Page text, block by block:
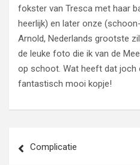
fokster van Tresca met haar
heerlijk) en later onze
Arnold, Nederlands grootste
de leuke foto die ik van de
op schoot. Wat heeft dat joch
fantastisch mooi kopje!
navigatie
Complicatie